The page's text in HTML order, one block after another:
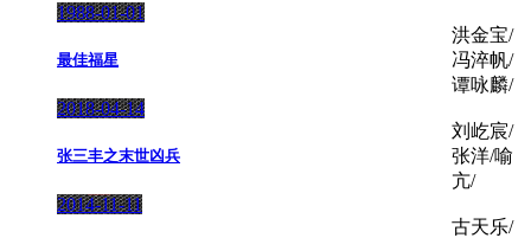
1988-01-01
最佳福星
洪金宝/
冯淬帆/
谭咏麟/
2018-04-14
张三丰之末世凶兵
刘屹宸/
张洋/喻
亢/
2014-11-11
古天乐/